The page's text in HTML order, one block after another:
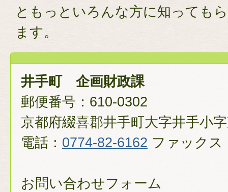
ともっといろんな方に知っても
ます。
井手町 企画財政課
郵便番号：610-0302
京都府綴喜郡井手町大字井手小
電話： 0774-82-6162 ファックス
お問い合わせフォーム